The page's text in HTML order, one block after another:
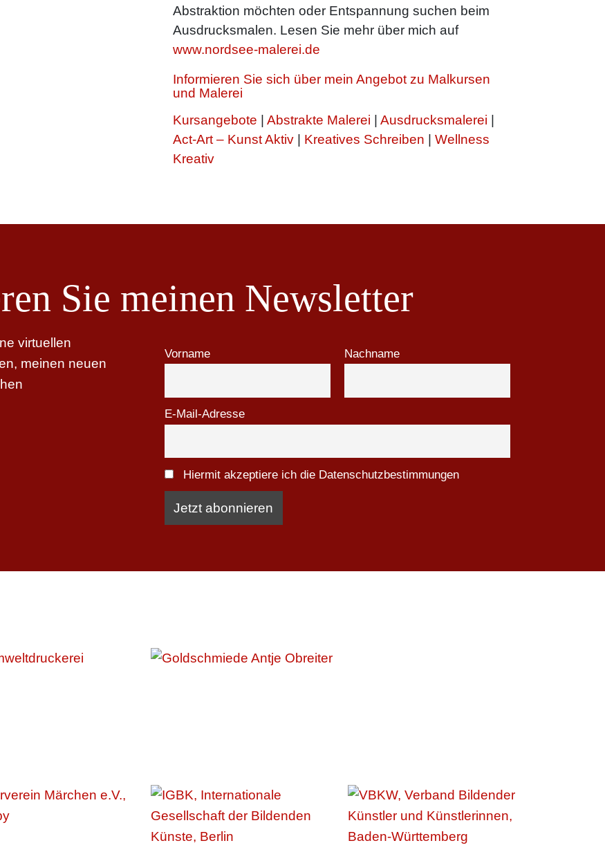
Abstraktion möchten oder Entspannung suchen beim
Ausdrucksmalen. Lesen Sie mehr über mich auf
www.nordsee-malerei.de
Informieren Sie sich über mein Angebot zu Malkursen
und Malerei
Kursangebote
Abstrakte Malerei Ausdrucksmalerei
Act-Art – Kunst Aktiv
Kreatives Schreiben
Wellness
Kreativ
Sie meinen Newsletter
virtuellen
meinen neuen
Vorname Nachname
E-Mail-Adresse
Hiermit akzeptiere ich die Datenschutzbestimmungen